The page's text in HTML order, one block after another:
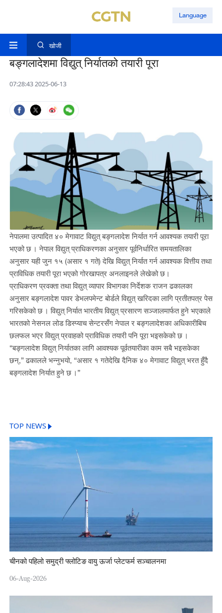
Language
खोजी
बङ्गलादेशमा विद्युत् निर्यातको तयारी पूरा
07:28:43 2025-06-13
नेपालमा उत्पादित ४० मेगावाट विद्युत् बङ्गलादेश निर्यात गर्न आवश्यक तयारी पूरा
भएको छ । नेपाल विद्युत् प्राधिकरणका अनुसार पूर्वनिर्धारित समयतालिका
अनुसार यही जुन १५ (असार १ गते) देखि विद्युत् निर्यात गर्न आवश्यक वित्तीय तथा
प्राविधिक तयारी पूरा भएको गोरखापत्र अनलाइनले लेखेको छ।
प्राधिकरण प्रवक्ता तथा विद्युत् व्यापार विभागका निर्देशक राजन ढकालका
अनुसार बङ्गलादेश पावर डेभलपमेन्ट बोर्डले विद्युत् खरिदका लागि प्रतीतपत्र पेस
गरिसकेको छ । विद्युत् निर्यात भारतीय विद्युत् प्रसारण सञ्जालमार्फत हुने भएकाले
भारतको नेसनल लोड डिस्प्याच सेन्टरसँग नेपाल र बङ्गलादेशका अधिकारीबिच
छलफल भएर विद्युत् प्रवाहको प्राविधिक तयारी पनि पूरा भइसकेको छ ।
“बङ्गलादेश विद्युत् निर्यातका लागि आवश्यक पूर्वतयारीका काम सबै भइसकेका
छन्,” ढकालले भन्नुभयो, “असार १ गतेदेखि दैनिक ४० मेगावाट विद्युत् भरत हुँदै
बङ्गलादेश निर्यात हुने छ ।”
TOP NEWS
चीनको पहिलो समुद्री फ्लोटिङ वायु ऊर्जा प्लेटफर्म सञ्चालनमा
06-Aug-2026